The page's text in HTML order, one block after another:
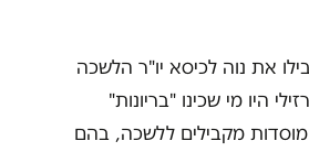
את נוה לכיסא יו"ר הלשכה
היו מי שכינו "בריונות"
מוסדות מקבילים ללשכה, בהם